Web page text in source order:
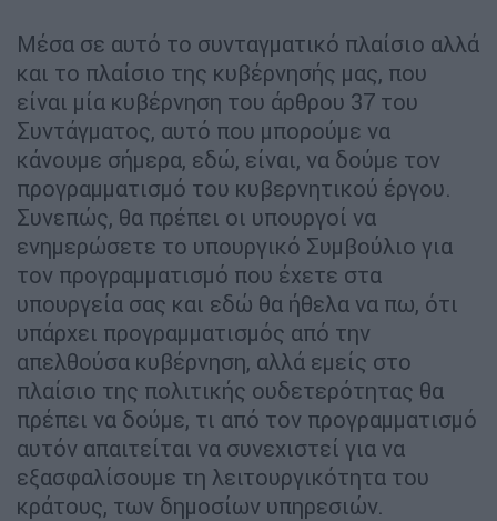
Μέσα σε αυτό το συνταγματικό πλαίσιο αλλά
και το πλαίσιο της κυβέρνησής μας, που
είναι μία κυβέρνηση του άρθρου 37 του
Συντάγματος, αυτό που μπορούμε να
κάνουμε σήμερα, εδώ, είναι, να δούμε τον
προγραμματισμό του κυβερνητικού έργου.
Συνεπώς, θα πρέπει οι υπουργοί να
ενημερώσετε το υπουργικό Συμβούλιο για
τον προγραμματισμό που έχετε στα
υπουργεία σας και εδώ θα ήθελα να πω, ότι
υπάρχει προγραμματισμός από την
απελθούσα κυβέρνηση, αλλά εμείς στο
πλαίσιο της πολιτικής ουδετερότητας θα
πρέπει να δούμε, τι από τον προγραμματισμό
αυτόν απαιτείται να συνεχιστεί για να
εξασφαλίσουμε τη λειτουργικότητα του
κράτους, των δημοσίων υπηρεσιών.